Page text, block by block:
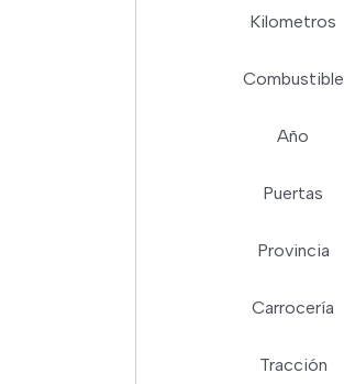
Kilometros
Combustible
Año
Puertas
Provincia
Carrocería
Tracción